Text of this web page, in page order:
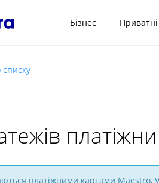
Бізнес Приватні
платіжними картами Maestro,